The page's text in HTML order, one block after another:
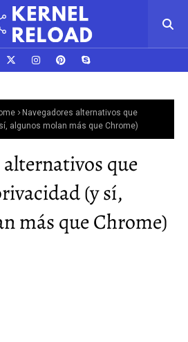
Navegadores alternativos que
algunos molan más que Chrome)
que
(y sí,
más que Chrome)